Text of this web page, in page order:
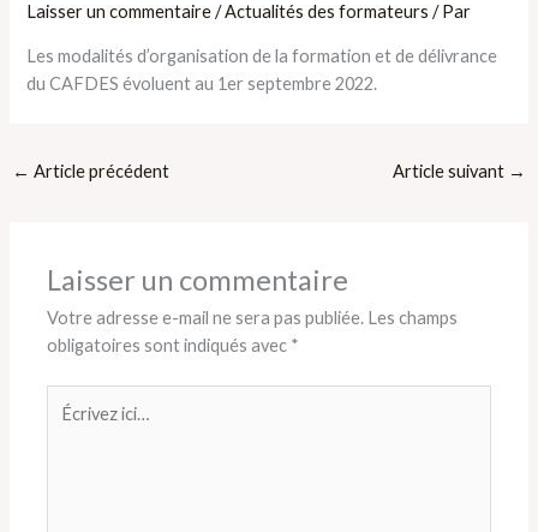
Laisser un commentaire /Actualités des formateurs / Par
Les modalités d’organisation de la formation et de délivrance
du CAFDES évoluent au 1er septembre 2022.
← Article précédent Article suivant →
Laisser un commentaire
Votre adresse e-mail ne sera pas publiée. Les champs
obligatoires sont indiqués avec *
ici…